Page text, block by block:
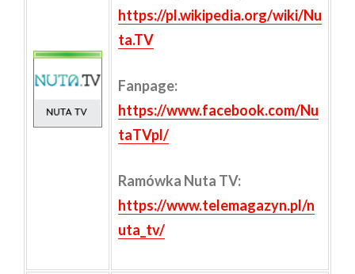
https://pl.wikipedia.org/wiki/Nu
ta.TV
Fanpage:
https://www.facebook.com/Nu
taTVpl/
Ramówka Nuta TV:
https://www.telemagazyn.pl/n
uta_tv/